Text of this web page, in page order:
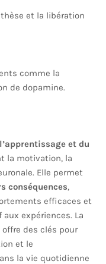
et la libération
comme la
de dopamine.
et du
la motivation, la
Elle permet
conséquences,
efficaces et
expériences. La
des clés pour
et le
la vie quotidienne